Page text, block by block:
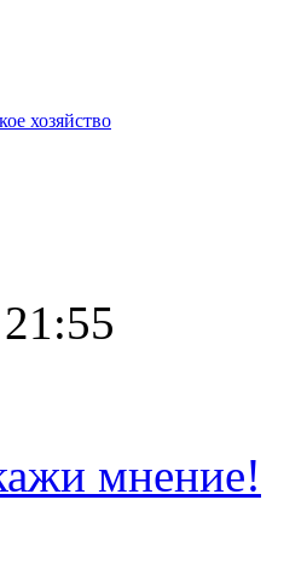
хозяйство
мнение!